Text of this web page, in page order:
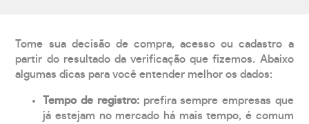
Tome sua decisão de compra, acesso ou cadastro a
partir do resultado da verificação que fizemos. Abaixo
algumas dicas para você entender melhor os dados:
Tempo de registro: prefira sempre empresas que
já estejam no mercado há mais tempo, é comum